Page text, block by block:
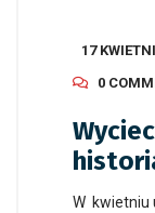
17
0
W kwietniu